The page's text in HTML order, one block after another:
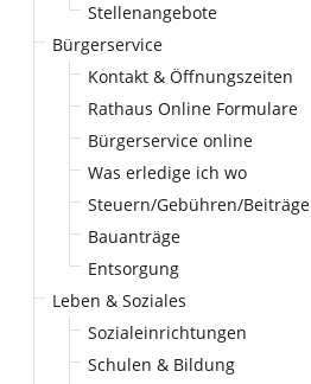
Stellenangebote
Bürgerservice
Kontakt & Öffnungszeiten
Rathaus Online Formulare
Bürgerservice online
Was erledige ich wo
Steuern/Gebühren/Beiträge
Bauanträge
Entsorgung
Leben & Soziales
Sozialeinrichtungen
Schulen & Bildung